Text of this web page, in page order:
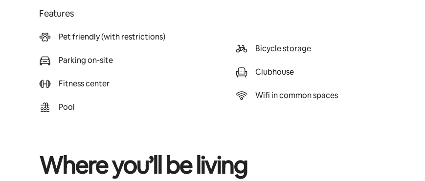
Features
Pet friendly (with restrictions)
Parking on-site
Fitness center
Pool
Bicycle storage
Clubhouse
Wifi in common spaces
Where you’ll be living